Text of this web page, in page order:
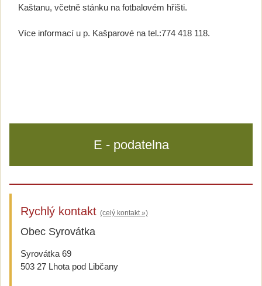
Kaštanu, včetně stánku na fotbalovém hřišti.
Více informací u p. Kašparové na tel.:774 418 118.
E - podatelna
Rychlý kontakt (celý kontakt »)
Obec Syrovátka
Syrovátka 69
503 27 Lhota pod Libčany